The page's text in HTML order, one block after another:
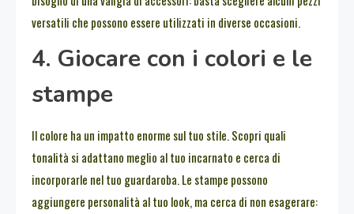
versatili che possono essere utilizzati in diverse occasioni.
4. Giocare con i colori e le
stampe
Il colore ha un impatto enorme sul tuo stile. Scopri quali
tonalità si adattano meglio al tuo incarnato e cerca di
incorporarle nel tuo guardaroba. Le stampe possono
aggiungere personalità al tuo look, ma cerca di non esagerare: